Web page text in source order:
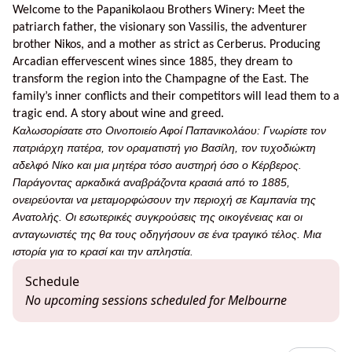
Welcome to the Papanikolaou Brothers Winery: Meet the
patriarch father, the visionary son Vassilis, the adventurer
brother Nikos, and a mother as strict as Cerberus. Producing
Arcadian effervescent wines since 1885, they dream to
transform the region into the Champagne of the East. The
family’s inner conflicts and their competitors will lead them to a
tragic end. A story about wine and greed.
Καλωσορίσατε στο Οινοποιείο Αφοί Παπανικολάου: Γνωρίστε τον
πατριάρχη πατέρα, τον οραματιστή γιο Βασίλη, τον τυχοδιώκτη
αδελφό Νίκο και μια μητέρα τόσο αυστηρή όσο ο Κέρβερος.
Παράγοντας αρκαδικά αναβράζοντα κρασιά από το 1885,
ονειρεύονται να μεταμορφώσουν την περιοχή σε Καμπανία της
Ανατολής. Οι εσωτερικές συγκρούσεις της οικογένειας και οι
ανταγωνιστές της θα τους οδηγήσουν σε ένα τραγικό τέλος. Μια
ιστορία για το κρασί και την απληστία.
Schedule
No upcoming sessions scheduled for Melbourne